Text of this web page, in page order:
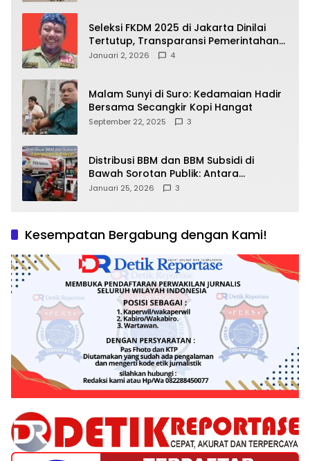
Seleksi FKDM 2025 di Jakarta Dinilai
Tertutup, Transparansi Pemerintahan
Pramono–Rano Dipertanyakan
Januari 2, 2026 4
Malam Sunyi di Suro: Kedamaian Hadir
Bersama Secangkir Kopi Hangat
September 22, 2025 3
Distribusi BBM dan BBM Subsidi di
Bawah Sorotan Publik: Antara
Kepentingan Negara, Hak Konsumen,
Januari 25, 2026 3
Kesempatan Bergabung dengan Kami!